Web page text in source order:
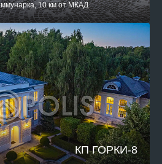
10 км от МКАД
КП ГОРКИ-8